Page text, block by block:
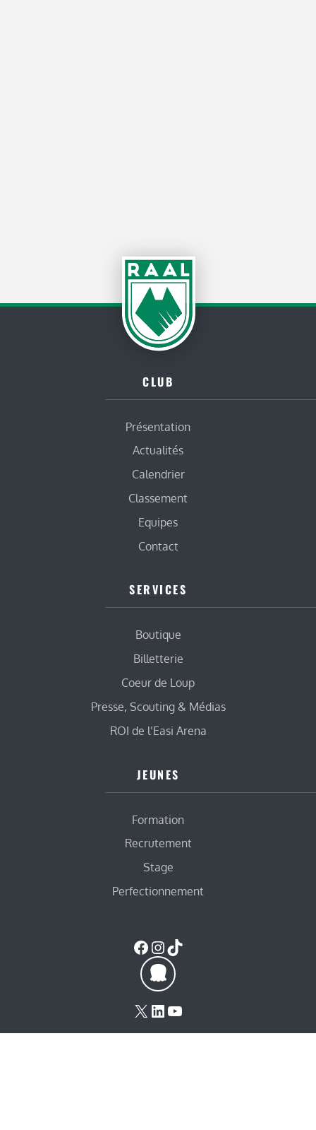
CLUB
Présentation
Actualités
Calendrier
Classement
Equipes
Contact
SERVICES
Boutique
Billetterie
Coeur de Loup
Presse, Scouting & Médias
ROI de l’Easi Arena
JEUNES
Formation
Recrutement
Stage
Perfectionnement
Facebook
Instagram
TikTok
X LinkedIn
YouTube